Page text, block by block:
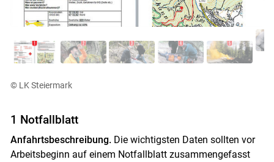
© LK Steiermark
1 Notfallblatt
Anfahrtsbeschreibung.Die wichtigsten Daten sollten vor
Arbeitsbeginn auf einem Notfallblatt zusammengefasst